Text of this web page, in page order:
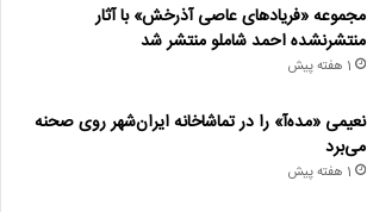
مجموعه «فریادهای عاصی آذرخش» با آثار
منتشرنشده احمد شاملو منتشر شد
1 هفته پیش
نعیمی «مده‌آ» را در تماشاخانه ایران‌شهر روی صحنه
می‌برد
1 هفته پیش